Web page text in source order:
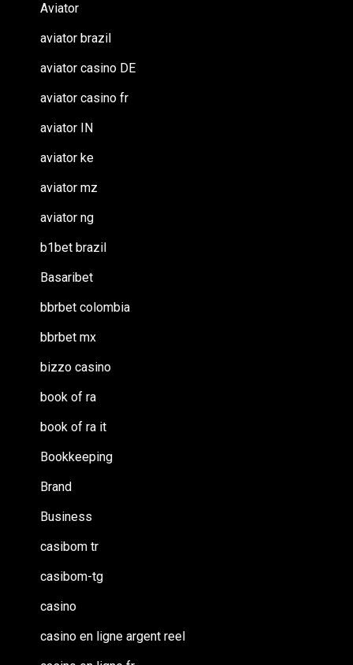
Aviator
aviator brazil
aviator casino DE
aviator casino fr
aviator IN
aviator ke
aviator mz
aviator ng
b1bet brazil
Basaribet
bbrbet colombia
bbrbet mx
bizzo casino
book of ra
book of ra it
Bookkeeping
Brand
Business
casibom tr
casibom-tg
casino
casino en ligne argent reel